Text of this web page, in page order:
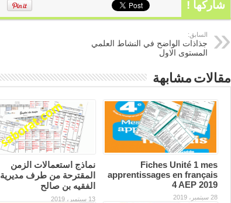
شاركها !
السابق:
جذاذات الواضح في النشاط العلمي
المستوى الاول
مقالات مشابهة
Fiches Unité 1 mes
apprentissages en français
4 AEP 2019
28 سبتمبر، 2019
نماذج استعمالات الزمن
المقترحة من طرف مديرية
الفقيه بن صالح
13 سبتمبر، 2019